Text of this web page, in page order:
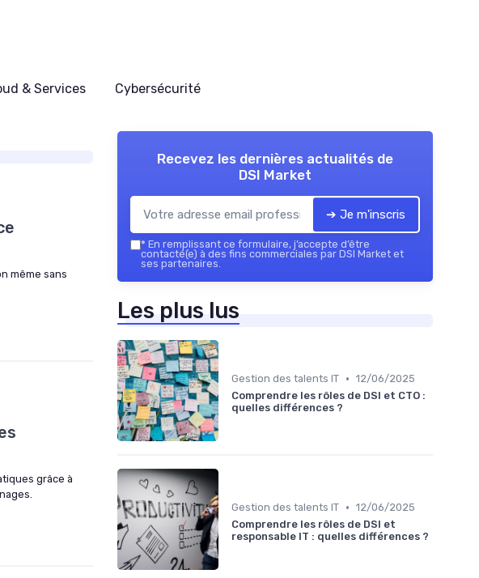
& Services Cybersécurité
même sans
grâce à
Recevez les dernières actualités de
DSI Market
➔ Je m'inscris
* En remplissant ce formulaire, j’accepte d’être
contacté(e) à des fins commerciales par DSI Market et
ses partenaires.
Les plus lus
Gestion des talents IT • 12/06/2025
Comprendre les rôles de DSI et CTO :
quelles différences ?
Gestion des talents IT • 12/06/2025
Comprendre les rôles de DSI et
responsable IT : quelles différences ?